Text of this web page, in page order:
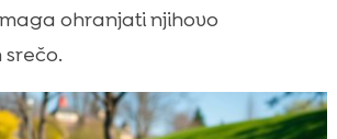
ohranjati njihovo